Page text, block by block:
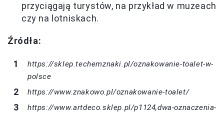
przyciągają turystów, na przykład w muzeach
czy na lotniskach.
Źródła:
https://sklep.techemznaki.pl/oznakowanie-toalet-w-
polsce
https://www.znakowo.pl/oznakowanie-toalet/
https://www.artdeco.sklep.pl/p1124,dwa-oznaczenia-